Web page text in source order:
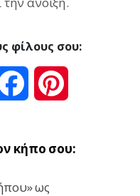
φίλους σου:
Facebook
κήπο σου:
ως